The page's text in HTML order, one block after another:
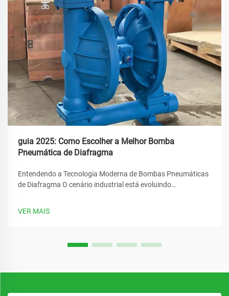
guia 2025: Como Escolher a Melhor Bomba
Pneumática de Diafragma
Entendendo a Tecnologia Moderna de Bombas Pneumáticas
de Diafragma O cenário industrial está evoluindo
VER MAIS